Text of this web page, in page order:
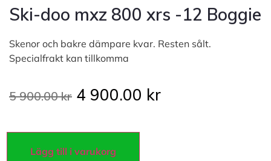
Ski-doo mxz 800 xrs -12 Boggie
Skenor och bakre dämpare kvar. Resten sålt.
Specialfrakt kan tillkomma
5 900.00kr 4 900.00 kr
Lägg till i varukorg